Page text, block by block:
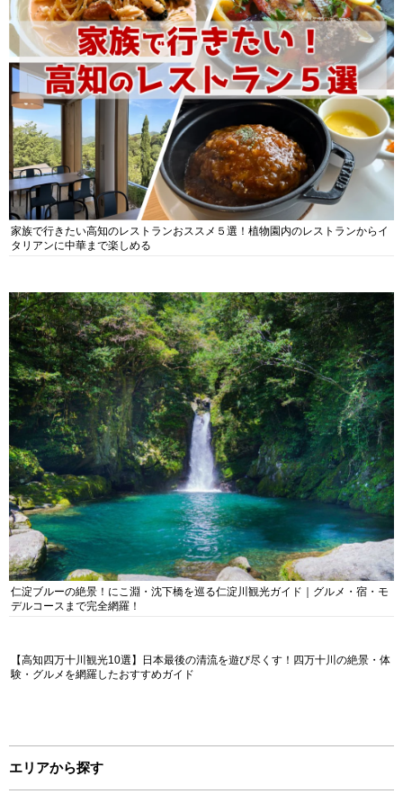
家族で行きたい高知のレストランおススメ５選！植物園内のレストランからイ
タリアンに中華まで楽しめる
仁淀ブルーの絶景！にこ淵・沈下橋を巡る仁淀川観光ガイド｜グルメ・宿・モ
デルコースまで完全網羅！
【高知四万十川観光10選】日本最後の清流を遊び尽くす！四万十川の絶景・体
験・グルメを網羅したおすすめガイド
エリアから探す